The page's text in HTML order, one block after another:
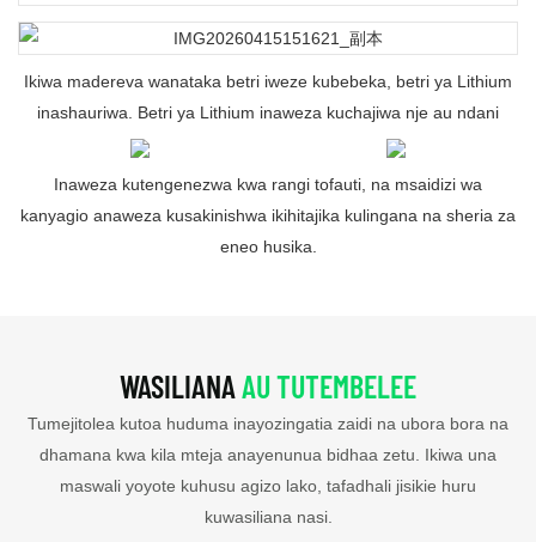
Ikiwa madereva wanataka betri iweze kubebeka, betri ya Lithium
inashauriwa. Betri ya Lithium inaweza kuchajiwa nje au ndani
Inaweza kutengenezwa kwa rangi tofauti, na msaidizi wa
kanyagio anaweza kusakinishwa ikihitajika kulingana na sheria za
eneo husika.
WASILIANAAU TUTEMBELEE
Tumejitolea kutoa huduma inayozingatia zaidi na ubora bora na
dhamana kwa kila mteja anayenunua bidhaa zetu. Ikiwa una
maswali yoyote kuhusu agizo lako, tafadhali jisikie huru
kuwasiliana nasi.